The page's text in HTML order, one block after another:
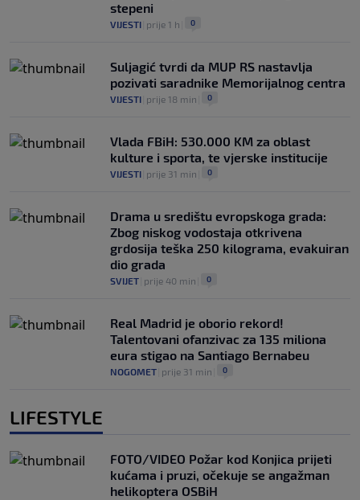
stepeni
VIJESTI prije 1 h 0
Suljagić tvrdi da MUP RS nastavlja
pozivati saradnike Memorijalnog centra
VIJESTI prije 18 min 0
Vlada FBiH: 530.000 KM za oblast
kulture i sporta, te vjerske institucije
VIJESTI prije 31 min 0
Drama u središtu evropskoga grada:
Zbog niskog vodostaja otkrivena
grdosija teška 250 kilograma, evakuiran
dio grada
SVIJET prije 40 min 0
Real Madrid je oborio rekord!
Talentovani ofanzivac za 135 miliona
eura stigao na Santiago Bernabeu
NOGOMET prije 31 min 0
LIFESTYLE
FOTO/VIDEO Požar kod Konjica prijeti
kućama i pruzi, očekuje se angažman
helikoptera OSBiH